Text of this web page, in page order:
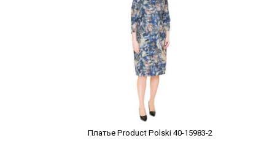
Платье Product Polski 40-15983-2